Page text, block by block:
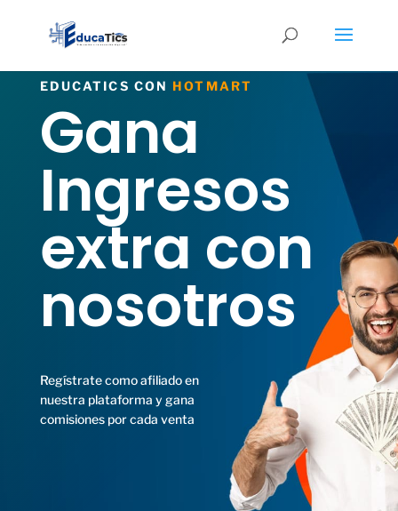
EDUCATICS CON HOTMART
Gana
Ingresos
extra con
nosotros
Regístrate como afiliado en
nuestra plataforma y gana
comisiones por cada venta